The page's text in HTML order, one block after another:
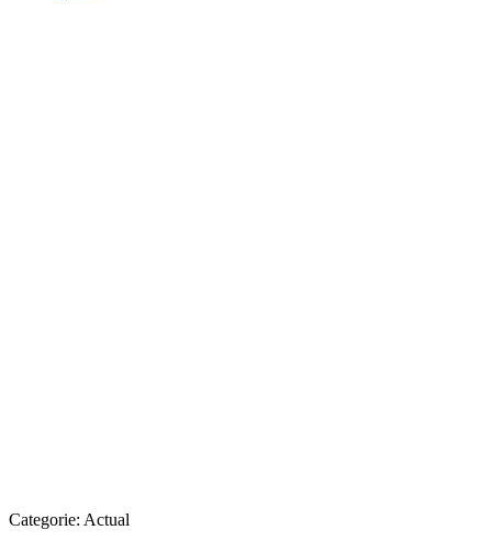
Categorie: Actual